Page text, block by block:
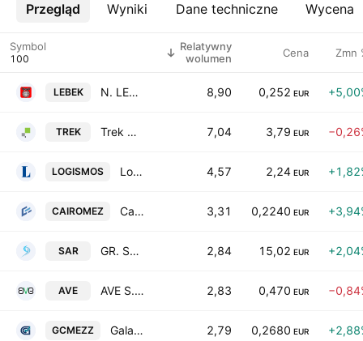
Przegląd Wyniki Dane techniczne Wycena
Więcej
Symbol
Relatywny
wolumen
Cena Zmn
LEBEK N. LEVENTERIS S.A. 8,90 0,252 EUR
TREK Trek Development of Infrastructures & Services S.A. 7,04 3,79 EUR
LOGISMOS Logismos Information Systems S.A. 4,57 2,24 EUR
CAIROMEZ Cairo Mezz Plc 3,31 0,2240 EUR
SAR GR. SARANTIS S.A. 2,84 15,02 EUR
AVE AVE S.A. 2,83 0,470 EUR
GCMEZZ Galaxy Cosmos Mezz Plc 2,79 0,2680 EUR